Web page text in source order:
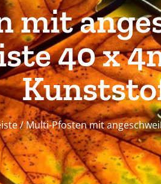
mit
40 x
/ Multi-Pfosten mit